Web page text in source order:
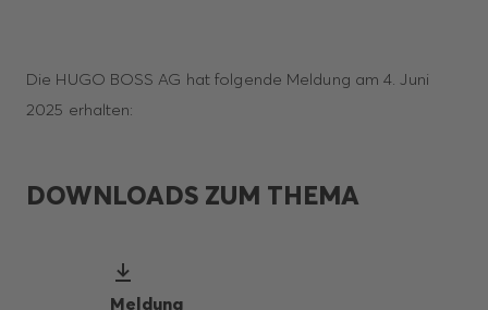
Die HUGO BOSS AG hat folgende Meldung am 4. Juni
2025 erhalten:
DOWNLOADS ZUM THEMA
Meldung